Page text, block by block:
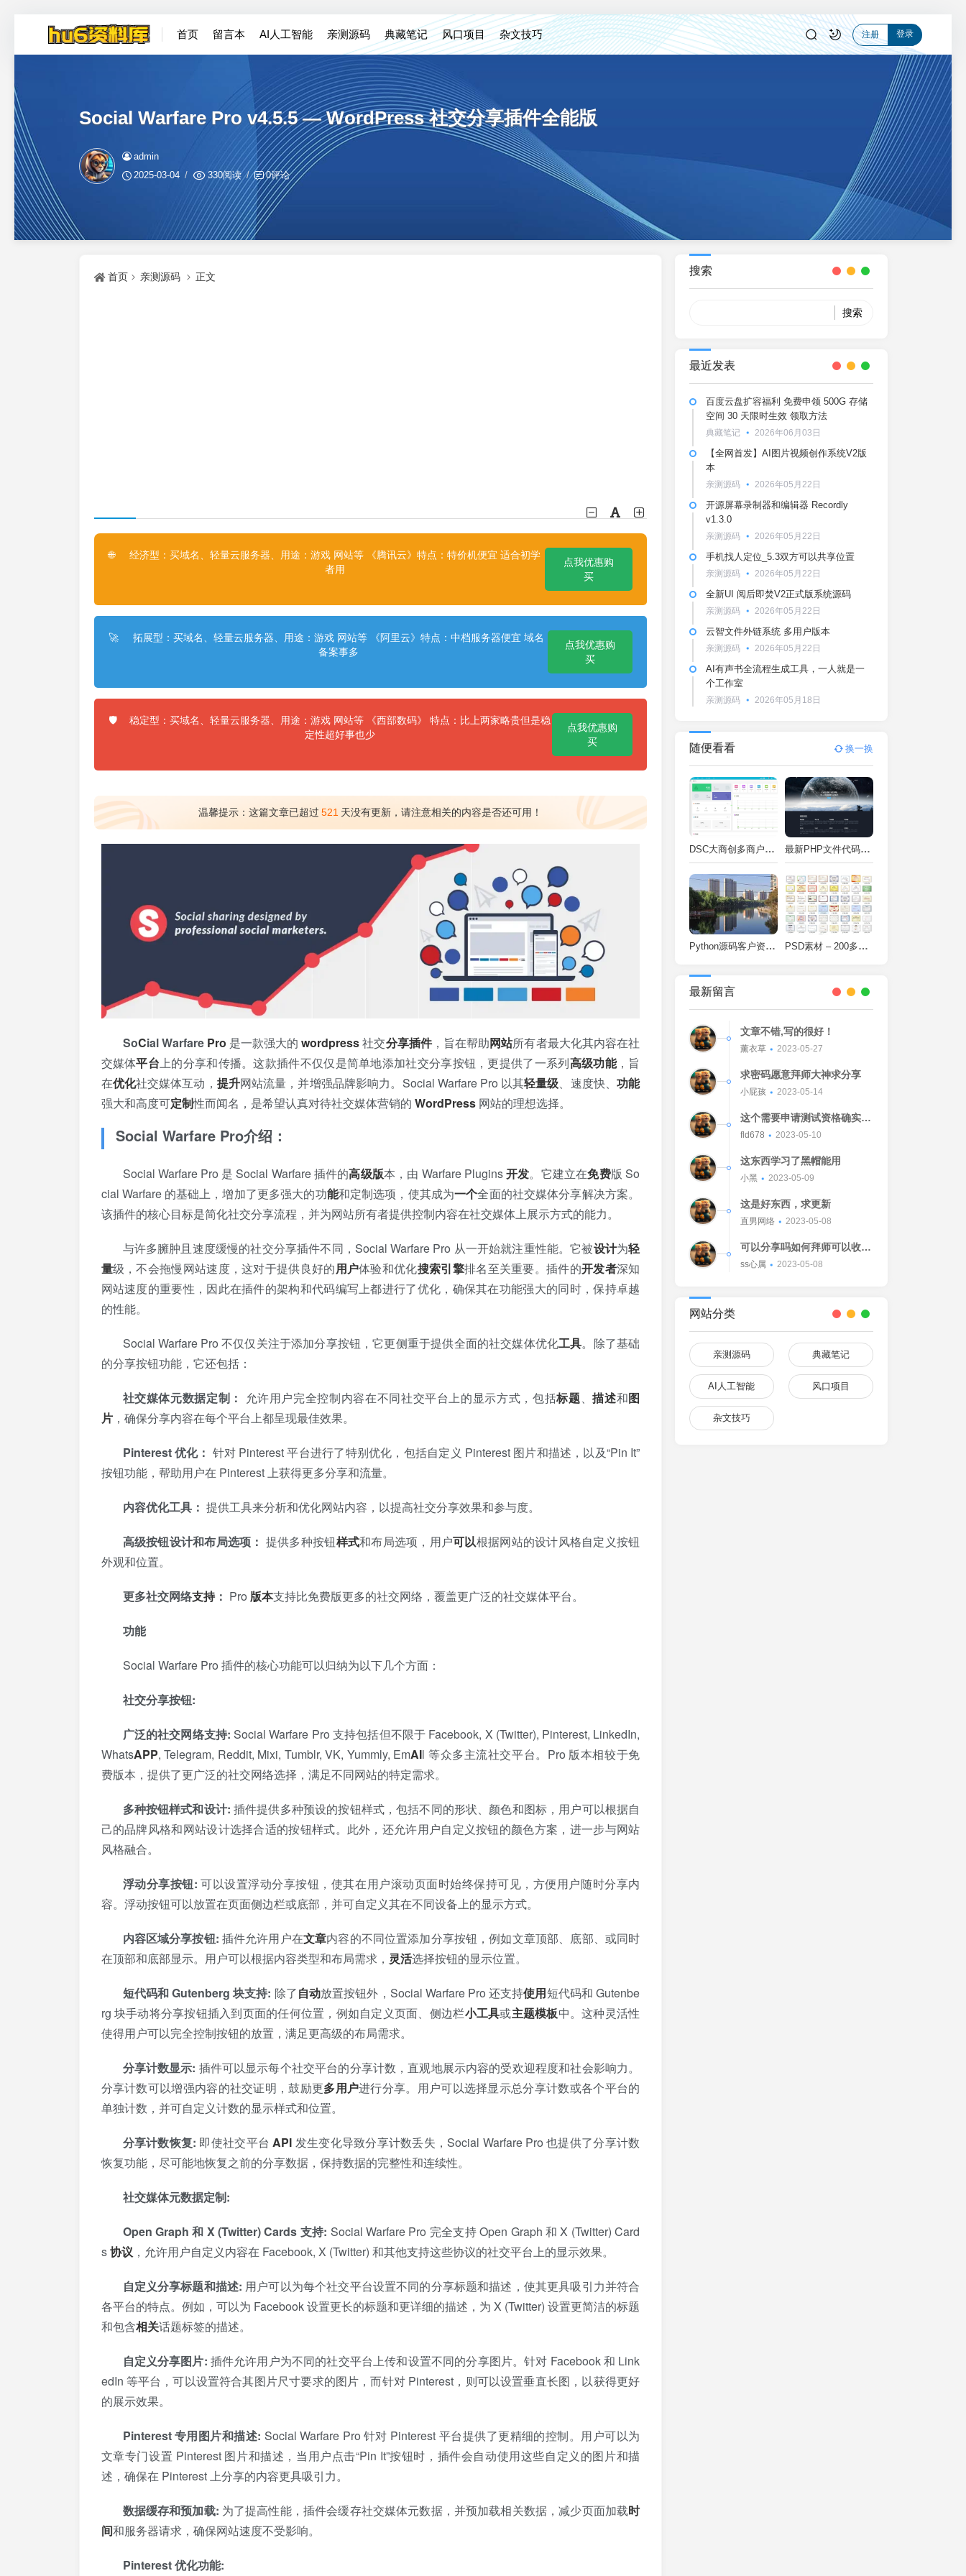
首页 留言本 AI人工智能 亲测源码 典藏笔记 风口项目 杂文技巧 注册 登录
Social Warfare Pro v4.5.5 — WordPress 社交分享插件全能版
admin
2025-03-04
330阅读 0评论
首页 亲测源码 正文
🌐
经济型：买域名、轻量云服务器、用途：游戏 网站等 《腾讯云》特点：特价机便宜 适合初学
者用
点我优惠购
买
🚀
拓展型：买域名、轻量云服务器、用途：游戏 网站等 《阿里云》特点：中档服务器便宜 域名
备案事多
点我优惠购
买
🛡️
稳定型：买域名、轻量云服务器、用途：游戏 网站等 《西部数码》 特点：比上两家略贵但是稳
定性超好事也少
点我优惠购
买
温馨提示：这篇文章已超过 521 天没有更新，请注意相关的内容是否还可用！
SoCial Warfare Pro 是一款强大的wordpress社交分享插件，旨在帮助网站所有者最大化其内容在社
交媒体平台上的分享和传播。这款插件不仅仅是简单地添加社交分享按钮，更提供了一系列高级功能，旨
在优化社交媒体互动， 提升网站流量，并增强品牌影响力。Social Warfare Pro 以其轻量级、速度快、功能
强大和高度可定制性而闻名，是希望认真对待社交媒体营销的 WordPress网站的理想选择。
Social Warfare Pro介绍 ：
Social Warfare Pro 是 Social Warfare 插件的高级版本，由 Warfare Plugins开发。它建立在免费版 So
cial Warfare 的基础上，增加了更多强大的功能和定制选项，使其成为一个全面的社交媒体分享解决方案。
该插件的核心目标是简化社交分享流程，并为网站所有者提供控制内容在社交媒体上展示方式的能力。
与许多臃肿且速度缓慢的社交分享插件不同，Social Warfare Pro 从一开始就注重性能。它被设计为轻
量级，不会拖慢网站速度，这对于提供良好的用户体验和优化搜索引擎排名至关重要。插件的开发者深知
网站速度的重要性，因此在插件的架构和代码编写上都进行了优化，确保其在功能强大的同时，保持卓越
的性能。
Social Warfare Pro 不仅仅关注于添加分享按钮，它更侧重于提供全面的社交媒体优化工具。除了基础
的分享按钮功能，它还包括：
社交媒体元数据定制： 允许用户完全控制内容在不同社交平台上的显示方式，包括标题、描述和图
片，确保分享内容在每个平台上都呈现最佳效果。
Pinterest 优化： 针对 Pinterest 平台进行了特别优化，包括自定义 Pinterest 图片和描述，以及“Pin It”
按钮功能，帮助用户在 Pinterest 上获得更多分享和流量。
内容优化工具： 提供工具来分析和优化网站内容，以提高社交分享效果和参与度。
高级按钮设计和布局选项： 提供多种按钮样式和布局选项，用户可以根据网站的设计风格自定义按钮
外观和位置。
更多社交网络支持： Pro 版本支持比免费版更多的社交网络，覆盖更广泛的社交媒体平台。
功能
Social Warfare Pro 插件的核心功能可以归纳为以下几个方面：
社交分享按钮:
广泛的社交网络支持: Social Warfare Pro 支持包括但不限于 Facebook, X (Twitter), Pinterest, LinkedIn,
WhatsAPP, Telegram, Reddit, Mixi, Tumblr, VK, Yummly, EmAIl 等众多主流社交平台。Pro 版本相较于免
费版本，提供了更广泛的社交网络选择，满足不同网站的特定需求。
多种按钮样式和设计: 插件提供多种预设的按钮样式，包括不同的形状、颜色和图标，用户可以根据自
己的品牌风格和网站设计选择合适的按钮样式。此外，还允许用户自定义按钮的颜色方案，进一步与网站
风格融合。
浮动分享按钮: 可以设置浮动分享按钮，使其在用户滚动页面时始终保持可见，方便用户随时分享内
容。浮动按钮可以放置在页面侧边栏或底部，并可自定义其在不同设备上的显示方式。
内容区域分享按钮: 插件允许用户在文章内容的不同位置添加分享按钮，例如文章顶部、底部、或同时
在顶部和底部显示。用户可以根据内容类型和布局需求， 灵活选择按钮的显示位置。
短代码和 Gutenberg 块支持: 除了自动放置按钮外，Social Warfare Pro 还支持使用短代码和 Gutenbe
rg 块手动将分享按钮插入到页面的任何位置，例如自定义页面、侧边栏小工具或主题模板中。这种灵活性
使得用户可以完全控制按钮的放置，满足更高级的布局需求。
分享计数显示: 插件可以显示每个社交平台的分享计数，直观地展示内容的受欢迎程度和社会影响力。
分享计数可以增强内容的社交证明，鼓励更多用户进行分享。用户可以选择显示总分享计数或各个平台的
单独计数，并可自定义计数的显示样式和位置。
分享计数恢复: 即使社交平台API 发生变化导致分享计数丢失，Social Warfare Pro 也提供了分享计数
恢复功能，尽可能地恢复之前的分享数据，保持数据的完整性和连续性。
社交媒体元数据定制:
Open Graph 和 X (Twitter) Cards 支持: Social Warfare Pro 完全支持 Open Graph 和 X (Twitter) Card
s协议 ，允许用户自定义内容在 Facebook, X (Twitter) 和其他支持这些协议的社交平台上的显示效果。
自定义分享标题和描述: 用户可以为每个社交平台设置不同的分享标题和描述，使其更具吸引力并符合
各平台的特点。例如，可以为 Facebook 设置更长的标题和更详细的描述，为 X (Twitter) 设置更简洁的标题
和包含相关话题标签的描述。
自定义分享图片: 插件允许用户为不同的社交平台上传和设置不同的分享图片。针对 Facebook 和 Link
edIn 等平台，可以设置符合其图片尺寸要求的图片，而针对 Pinterest，则可以设置垂直长图，以获得更好
的展示效果。
Pinterest 专用图片和描述: Social Warfare Pro 针对 Pinterest 平台提供了更精细的控制。用户可以为
文章专门设置 Pinterest 图片和描述，当用户点击“Pin It”按钮时，插件会自动使用这些自定义的图片和描
述，确保在 Pinterest 上分享的内容更具吸引力。
数据缓存和预加载: 为了提高性能，插件会缓存社交媒体元数据，并预加载相关数据，减少页面加载时
间和服务器请求，确保网站速度不受影响。
Pinterest 优化功能:
搜索
最近发表
百度云盘扩容福利 免费申领 500G 存储
空间 30 天限时生效 领取方法
典藏笔记 2026年06月03日
【全网首发】AI图片视频创作系统V2版
本
亲测源码 2026年05月22日
开源屏幕录制器和编辑器 Recordly
v1.3.0
亲测源码 2026年05月22日
手机找人定位_5.3双方可以共享位置
亲测源码 2026年05月22日
全新UI 阅后即焚V2正式版系统源码
亲测源码 2026年05月22日
云智文件外链系统 多用户版本
亲测源码 2026年05月22日
AI有声书全流程生成工具，一人就是一
个工作室
亲测源码 2026年05月18日
随便看看 换一换
DSC大商创多商户电商系统完整部署教程（附PHP7.4/PHP8兼容修复方案） 最新PHP文件代码加密系统 在线PHP加密系统 全开源 亲测可用
Python源码客户资料管理系统V2.2一键运行 PSD素材 – 200多种类型证书PSD源码
最新留言
文章不错,写的很好！
薰衣草 2023-05-27
求密码愿意拜师大神求分享
小屁孩 2023-05-14
这个需要申请测试资格确实不
错的东西
fld678 2023-05-10
这东西学习了黑帽能用
小黑 2023-05-09
这是好东西，求更新
直男网络 2023-05-08
可以分享吗如何拜师可以收我
吗[Watermelon]
ss心属 2023-05-08
网站分类
亲测源码 典藏笔记
AI人工智能 风口项目
杂文技巧